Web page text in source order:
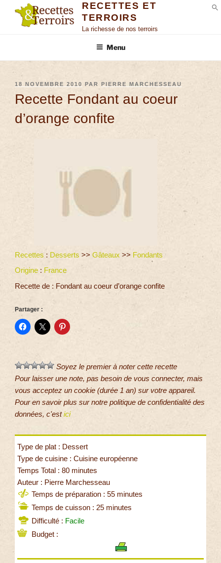
RECETTES ET
TERROIRS
La richesse de nos terroirs
Menu
18 NOVEMBRE 2010 PAR PIERRE MARCHESSEAU
Recette Fondant au coeur
d’orange confite
Recettes : Desserts >> Gâteaux >> Fondants
Origine : France
Recette de : Fondant au coeur d’orange confite
Partager :
Soyez le premier à noter cette recette
Pour laisser une note, pas besoin de vous connecter, mais
vous acceptez un cookie (durée 1 an) sur votre appareil.
Pour en savoir plus sur notre politique de confidentialité des
données, c'estici
Type de plat : Dessert
Type de cuisine : Cuisine européenne
Temps Total : 80 minutes
Auteur : Pierre Marchesseau
Temps de préparation : 55 minutes
Temps de cuisson : 25 minutes
Difficulté : Facile
Budget :